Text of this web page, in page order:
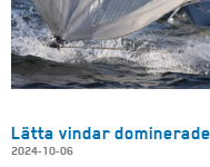
Lätta vindar
2024-10-06